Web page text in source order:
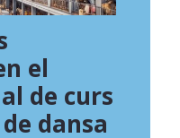
el
de curs
dansa